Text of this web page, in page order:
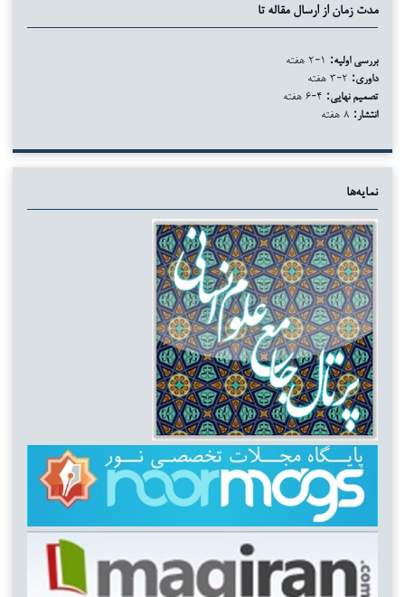
مدت زمان از ارسال مقاله تا
بررسی اولیه:
داوری:
تصمیم نهایی:
انتشار:
نمایه‌ها